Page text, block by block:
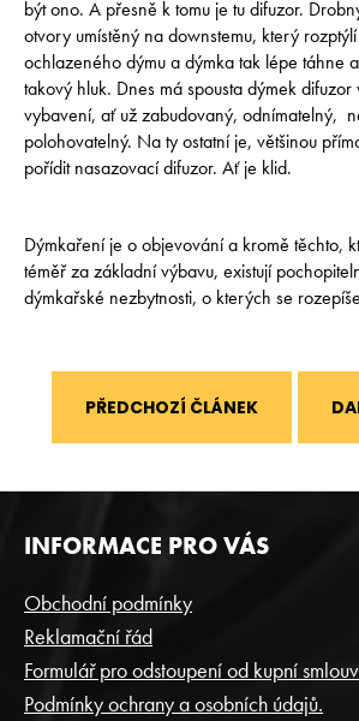
být ono. A přesně k tomu je tu difuzor.
otvory umístěný na downstemu, který
ochlazeného dýmu a dýmka tak lépe táhne
takový hluk. Dnes má spousta dýmek difuzor
vybavení, ať už zabudovaný, odnímatelný,
polohovatelný. Na ty ostatní je, většinou
pořídit nasazovací difuzor. Ať je klid.
Dýmkaření je o objevování a kromě těchto,
téměř za základní výbavu, existují
dýmkařské nezbytnosti, o kterých se
PŘEDCHOZÍ ČLÁNEK
Z
Á
P
A
T
Í
INFORMACE PRO VÁS
Obchodní podmínky
Reklamační řád
Formulář pro odstoupení od kupní
Podmínky ochrany a osobních údajů.